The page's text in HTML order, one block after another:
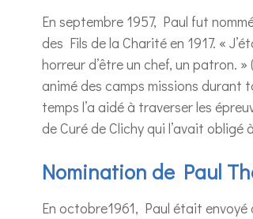
En septembre 1957, Paul fut
des Fils de la Charité en 1917. «
horreur d’être un chef, un patron.
animé des camps missions durant
temps l’a aidé à traverser les
de Curé de Clichy qui l’avait obligé
Nomination de Paul
En octobre1961, Paul était envoyé